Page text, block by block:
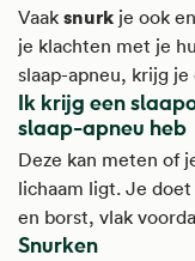
huisarts. Die kan
Samen kijk je wat je
snurken.
Vaak snurk je ook
je klachten met je
slaap-apneu, krijg je
adviezen. Slaap
auto als je overdag
slaap-apneu stop je
slaapt: 5 keer per
Ik krijg een
slaap-apneu heb
Deze kan meten of
lichaam ligt. Je
en borst, vlak
sensoren in het
Snurken